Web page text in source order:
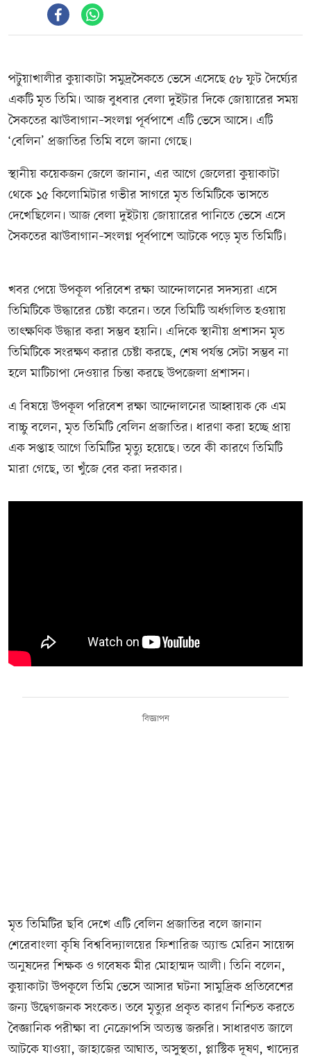
পটুয়াখালীর কুয়াকাটা সমুদ্রসৈকতে ভেসে এসেছে ৫৮ ফুট দৈর্ঘ্যের
একটি মৃত তিমি। আজ বুধবার বেলা দুইটার দিকে জোয়ারের সময়
সৈকতের ঝাউবাগান–সংলগ্ন পূর্বপাশে এটি ভেসে আসে। এটি
‘বেলিন’ প্রজাতির তিমি বলে জানা গেছে।
স্থানীয় কয়েকজন জেলে জানান, এর আগে জেলেরা কুয়াকাটা
থেকে ১৫ কিলোমিটার গভীর সাগরে মৃত তিমিটিকে ভাসতে
দেখেছিলেন। আজ বেলা দুইটায় জোয়ারের পানিতে ভেসে এসে
সৈকতের ঝাউবাগান–সংলগ্ন পূর্বপাশে আটকে পড়ে মৃত তিমিটি।
খবর পেয়ে উপকূল পরিবেশ রক্ষা আন্দোলনের সদস্যরা এসে
তিমিটিকে উদ্ধারের চেষ্টা করেন। তবে তিমিটি অর্ধগলিত হওয়ায়
তাৎক্ষণিক উদ্ধার করা সম্ভব হয়নি। এদিকে স্থানীয় প্রশাসন মৃত
তিমিটিকে সংরক্ষণ করার চেষ্টা করছে, শেষ পর্যন্ত সেটা সম্ভব না
হলে মাটিচাপা দেওয়ার চিন্তা করছে উপজেলা প্রশাসন।
এ বিষয়ে উপকূল পরিবেশ রক্ষা আন্দোলনের আহ্বায়ক কে এম
বাচ্চু বলেন, মৃত তিমিটি বেলিন প্রজাতির। ধারণা করা হচ্ছে প্রায়
এক সপ্তাহ আগে তিমিটির মৃত্যু হয়েছে। তবে কী কারণে তিমিটি
মারা গেছে, তা খুঁজে বের করা দরকার।
বিজ্ঞাপন
মৃত তিমিটির ছবি দেখে এটি বেলিন প্রজাতির বলে জানান
শেরেবাংলা কৃষি বিশ্ববিদ্যালয়ের ফিশারিজ অ্যান্ড মেরিন সায়েন্স
অনুষদের শিক্ষক ও গবেষক মীর মোহাম্মদ আলী। তিনি বলেন,
কুয়াকাটা উপকূলে তিমি ভেসে আসার ঘটনা সামুদ্রিক প্রতিবেশের
জন্য উদ্বেগজনক সংকেত। তবে মৃত্যুর প্রকৃত কারণ নিশ্চিত করতে
বৈজ্ঞানিক পরীক্ষা বা নেক্রোপসি অত্যন্ত জরুরি। সাধারণত জালে
আটকে যাওয়া, জাহাজের আঘাত, অসুস্থতা, প্লাস্টিক দূষণ, খাদ্যের